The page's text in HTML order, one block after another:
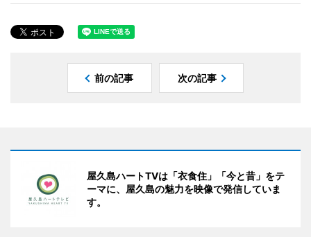
前の記事 次の記事
屋久島ハートTVは「衣食住」「今と昔」をテ
ーマに、屋久島の魅力を映像で発信していま
す。